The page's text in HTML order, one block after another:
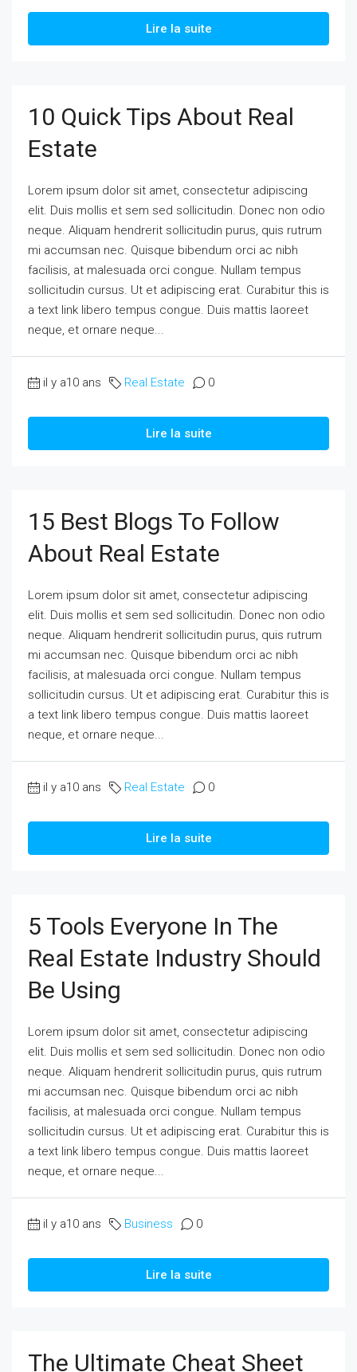
Lire la suite
10 Quick Tips About Real
Estate
Lorem ipsum dolor sit amet, consectetur adipiscing
elit. Duis mollis et sem sed sollicitudin. Donec non odio
neque. Aliquam hendrerit sollicitudin purus, quis rutrum
mi accumsan nec. Quisque bibendum orci ac nibh
facilisis, at malesuada orci congue. Nullam tempus
sollicitudin cursus. Ut et adipiscing erat. Curabitur this is
a text link libero tempus congue. Duis mattis laoreet
neque, et ornare neque...
il y a10 ans Real Estate 0
Lire la suite
15 Best Blogs To Follow
About Real Estate
Lorem ipsum dolor sit amet, consectetur adipiscing
elit. Duis mollis et sem sed sollicitudin. Donec non odio
neque. Aliquam hendrerit sollicitudin purus, quis rutrum
mi accumsan nec. Quisque bibendum orci ac nibh
facilisis, at malesuada orci congue. Nullam tempus
sollicitudin cursus. Ut et adipiscing erat. Curabitur this is
a text link libero tempus congue. Duis mattis laoreet
neque, et ornare neque...
il y a10 ans Real Estate 0
Lire la suite
5 Tools Everyone In The
Real Estate Industry Should
Be Using
Lorem ipsum dolor sit amet, consectetur adipiscing
elit. Duis mollis et sem sed sollicitudin. Donec non odio
neque. Aliquam hendrerit sollicitudin purus, quis rutrum
mi accumsan nec. Quisque bibendum orci ac nibh
facilisis, at malesuada orci congue. Nullam tempus
sollicitudin cursus. Ut et adipiscing erat. Curabitur this is
a text link libero tempus congue. Duis mattis laoreet
neque, et ornare neque...
il y a10 ans Business 0
Lire la suite
The Ultimate Cheat Sheet